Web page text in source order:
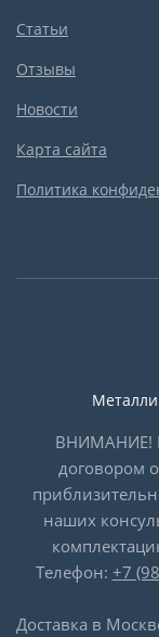
Статьи
Отзывы
Новости
Карта сайта
Политика
ВНИМАНИЕ!
договором
наших
Телефон: +7
Доставка в